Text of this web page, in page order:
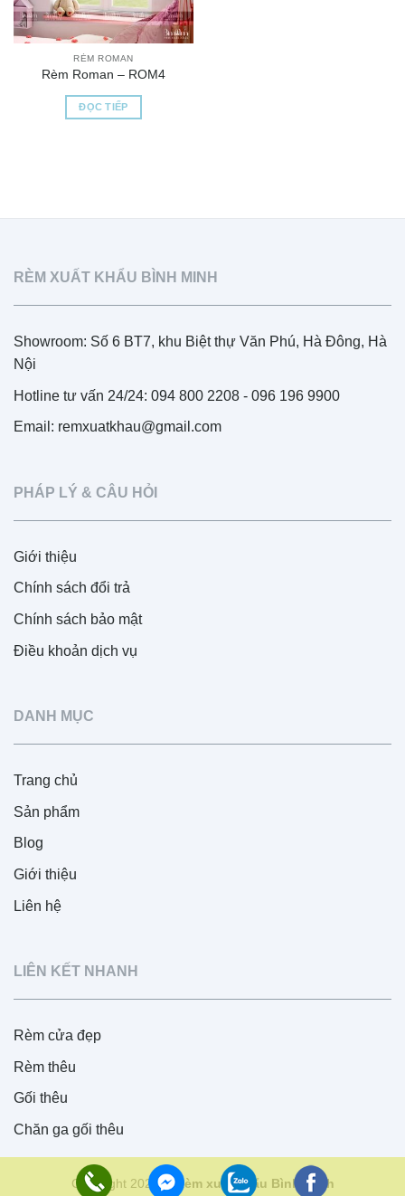
RÈM ROMAN
Rèm Roman – ROM4
ĐỌC TIẾP
RÈM XUẤT KHẨU BÌNH MINH
Showroom: Số 6 BT7, khu Biệt thự Văn Phú, Hà Đông, Hà
Nội
Hotline tư vấn 24/24: 094 800 2208 - 096 196 9900
Email: remxuatkhau@gmail.com
PHÁP LÝ & CÂU HỎI
Giới thiệu
Chính sách đổi trả
Chính sách bảo mật
Điều khoản dịch vụ
DANH MỤC
Trang chủ
Sản phẩm
Blog
Giới thiệu
Liên hệ
LIÊN KẾT NHANH
Rèm cửa đẹp
Rèm thêu
Gối thêu
Chăn ga gối thêu
Copyright 2026 ©Rèm xuất khẩu Bình Minh